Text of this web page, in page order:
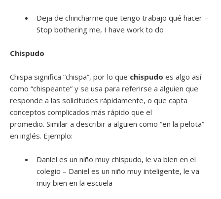
Deja de chincharme que tengo trabajo qué hacer –
Stop bothering me, I have work to do
Chispudo
Chispa significa “chispa”, por lo que chispudo es algo así
como “chispeante” y se usa para referirse a alguien que
responde a las solicitudes rápidamente, o que capta
conceptos complicados más rápido que el
promedio. Similar a describir a alguien como “en la pelota”
en inglés. Ejemplo:
Daniel es un niño muy chispudo, le va bien en el
colegio – Daniel es un niño muy inteligente, le va
muy bien en la escuela